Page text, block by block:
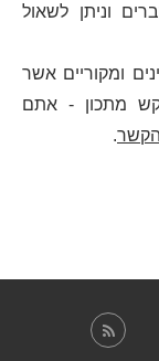
וניתן לשאול
ומקוריים אשר
מתכון - אתם
הקשר.